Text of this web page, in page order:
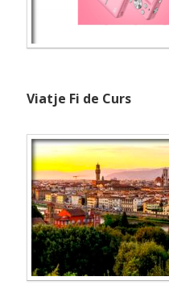
Viatje Fi de Curs